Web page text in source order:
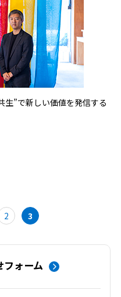
生”で新しい価値を発信する
2 3
フォーム